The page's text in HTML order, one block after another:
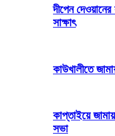
দীপেন
সাক্ষাৎ
কাউখালীতে
কাপ্তাইয়ে
সভা